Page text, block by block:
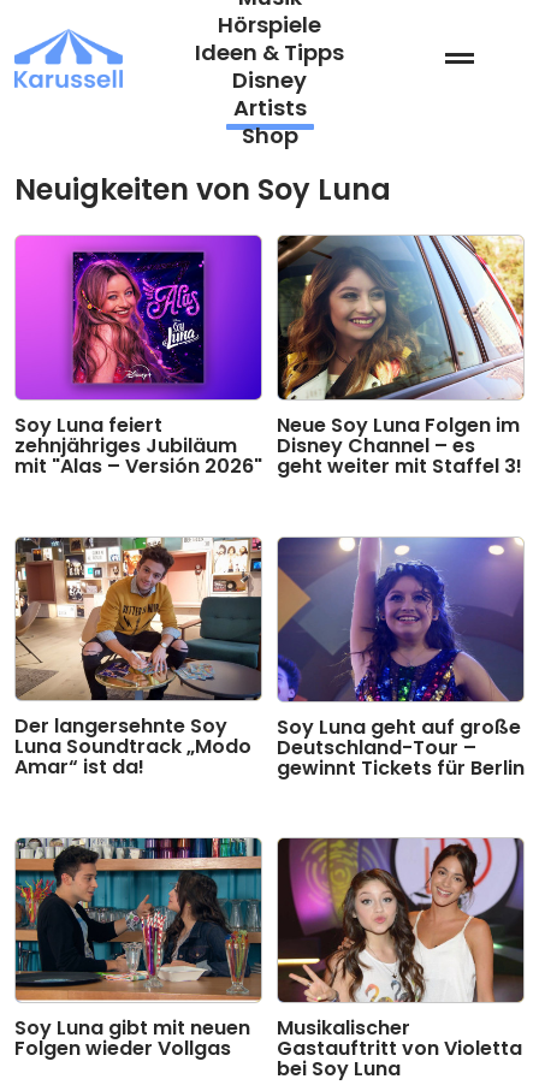
Inhalt
springen
Hörspiele
Ideen & Tipps
Disney
Artists
Shop
Neuigkeiten von Soy Luna
Soy Luna feiert
zehnjähriges Jubiläum
mit "Alas – Versión 2026"
Neue Soy Luna Folgen im
Disney Channel – es
geht weiter mit Staffel 3!
Der langersehnte Soy
Luna Soundtrack „Modo
Amar“ ist da!
Soy Luna geht auf große
Deutschland-Tour –
gewinnt Tickets für Berlin
Soy Luna gibt mit neuen
Folgen wieder Vollgas
Musikalischer
Gastauftritt von Violetta
bei Soy Luna